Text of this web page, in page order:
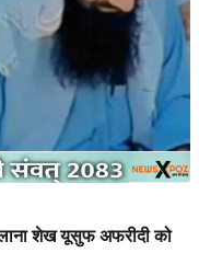
शेख यूसुफ अफरीदी को